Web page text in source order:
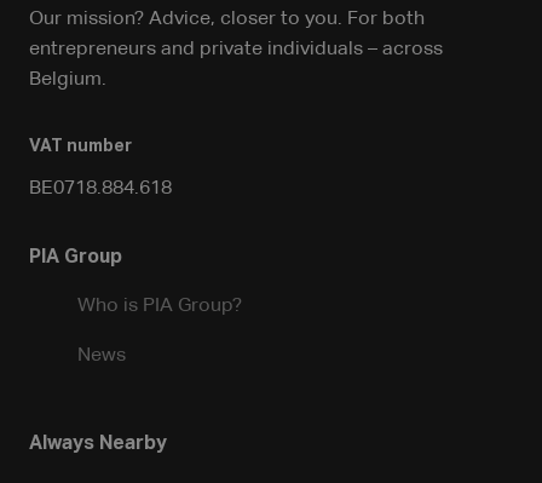
Our mission? Advice, closer to you. For both
entrepreneurs and private individuals – across
Belgium.
VAT number
BE0718.884.618
PIA Group
Who is PIA Group?
News
Always Nearby